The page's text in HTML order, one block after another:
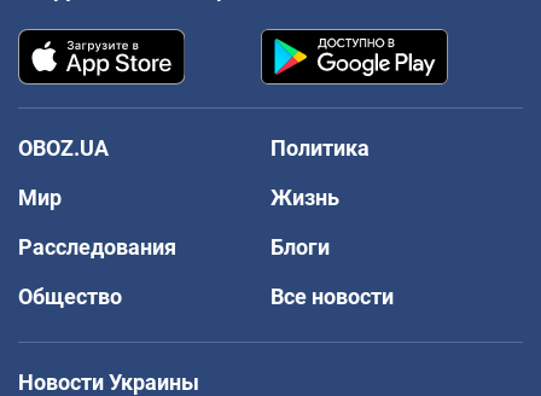
OBOZ.UA
Политика
Мир
Жизнь
Расследования
Блоги
Общество
Все новости
Новости Украины